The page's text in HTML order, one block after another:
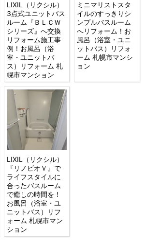
LIXIL（リクシル）
3点式ユニットバス
ルーム『ＢＬＣＷ
シリーズ』へ交換
リフォーム施工事
例！お風呂（浴
室・ユニットバ
ス）リフォーム 札
幌市マンション
ミニマリストスタ
イルのすっきりシ
ンプルバスルーム
へリフォーム！お
風呂（浴室・ユニ
ットバス）リフォ
ーム 札幌市マンシ
ョン
LIXIL（リクシル）
『リノビオＶ』で
ライフスタイルに
合ったバスルーム
で癒しの時間を！
お風呂（浴室・ユ
ニットバス）リフ
ォーム 札幌市マン
ション